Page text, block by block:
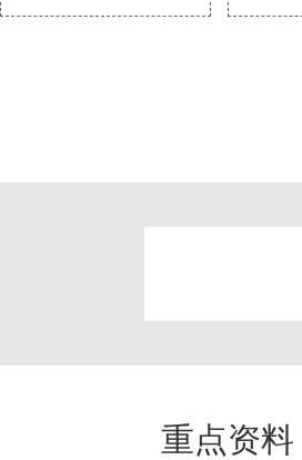
重点资料